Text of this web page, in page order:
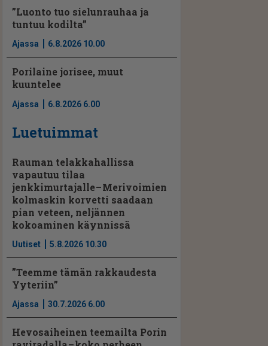
”Luonto tuo sielunrauhaa ja
tuntuu kodilta”
Ajassa 6.8.2026 10.00
Porilaine jorisee, muut
kuuntelee
Ajassa 6.8.2026 6.00
Luetuimmat
Rauman telakkahallissa
vapautuu tilaa
jenkkimurtajalle – Merivoimien
kolmaskin korvetti saadaan
pian veteen, neljännen
kokoaminen käynnissä
Uutiset 5.8.2026 10.30
”Teemme tämän rakkaudesta
Yyteriin”
Ajassa 30.7.2026 6.00
Hevosaiheinen teemailta Porin